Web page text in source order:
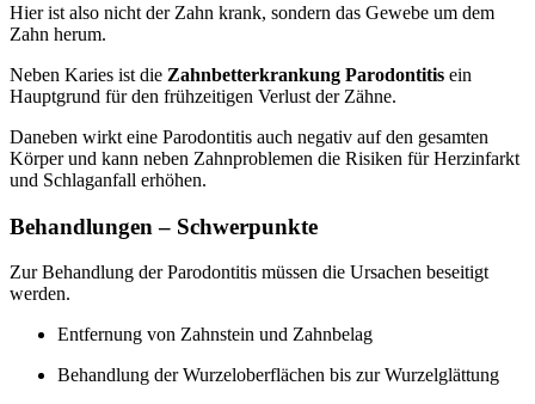
Hier ist also nicht der Zahn krank, sondern das Gewebe um dem
Zahn herum.
Neben Karies ist die Zahnbetterkrankung Parodontitis ein
Hauptgrund für den frühzeitigen Verlust der Zähne.
Daneben wirkt eine Parodontitis auch negativ auf den gesamten
Körper und kann neben Zahnproblemen die Risiken für Herzinfarkt
und Schlaganfall erhöhen.
Behandlungen – Schwerpunkte
Zur Behandlung der Parodontitis müssen die Ursachen beseitigt
werden.
Entfernung von Zahnstein und Zahnbelag
Behandlung der Wurzeloberflächen bis zur Wurzelglättung